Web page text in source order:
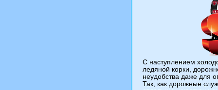
С наступлением
ледяной корки,
неудобства даже для
Так, как дорожные